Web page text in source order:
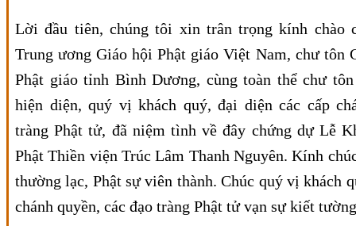
Lời đầu tiên, chúng tôi xin trân trọng kính chào
Trung ương Giáo hội Phật giáo Việt Nam, chư tôn
Phật giáo tỉnh Bình Dương, cùng toàn thể chư
hiện diện, quý vị khách quý, đại diện các cấp
tràng Phật tử, đã niệm tình về đây chứng dự Lễ
Phật Thiền viện Trúc Lâm Thanh Nguyên. Kính
thường lạc, Phật sự viên thành. Chúc quý vị khách
chánh quyền, các đạo tràng Phật tử vạn sự kiết